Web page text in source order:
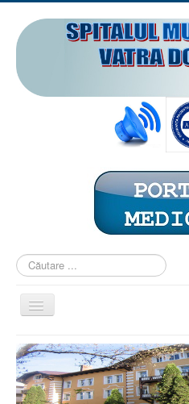
Căutare
...
Comută
navigarea
PREZENTARE
PREZENTARE SPITAL
ISTORIE
ACREDITĂRI/CERTIFICĂRI